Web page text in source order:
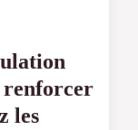
renforcer
les